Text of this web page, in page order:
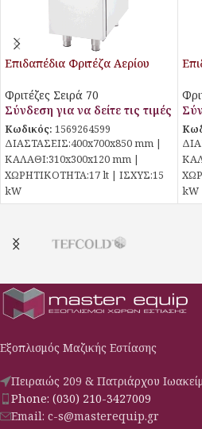
Επιδαπέδια Φριτέζα Αερίου
Φριτέζες Σειρά 70
Σύνδεση για να δείτε τις τιμές
Κωδικός: 1569264599
ΔΙΑΣΤΑΣΕΙΣ:400x700x850 mm |
ΚΑΛΑΘΙ:310x300x120 mm |
ΧΩΡΗΤΙΚΟΤΗΤΑ:17 lt | ΙΣΧΥΣ:15
kW
kW
Εξοπλισμός Μαζικής Εστίασης
Πειραιώς 209 & Πατριάρχου
Phone: (030) 210-3427009
Email: c-s@masterequip.gr